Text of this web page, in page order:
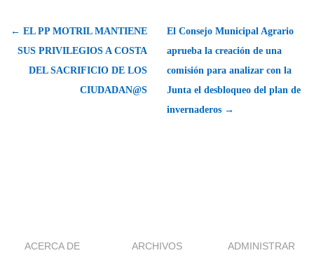
← EL PP MOTRIL MANTIENE
SUS PRIVILEGIOS A COSTA
DEL SACRIFICIO DE LOS
CIUDADAN@S
El Consejo Municipal Agrario
aprueba la creación de una
comisión para analizar con la
Junta el desbloqueo del plan de
invernaderos →
ACERCA DE ARCHIVOS ADMINISTRAR